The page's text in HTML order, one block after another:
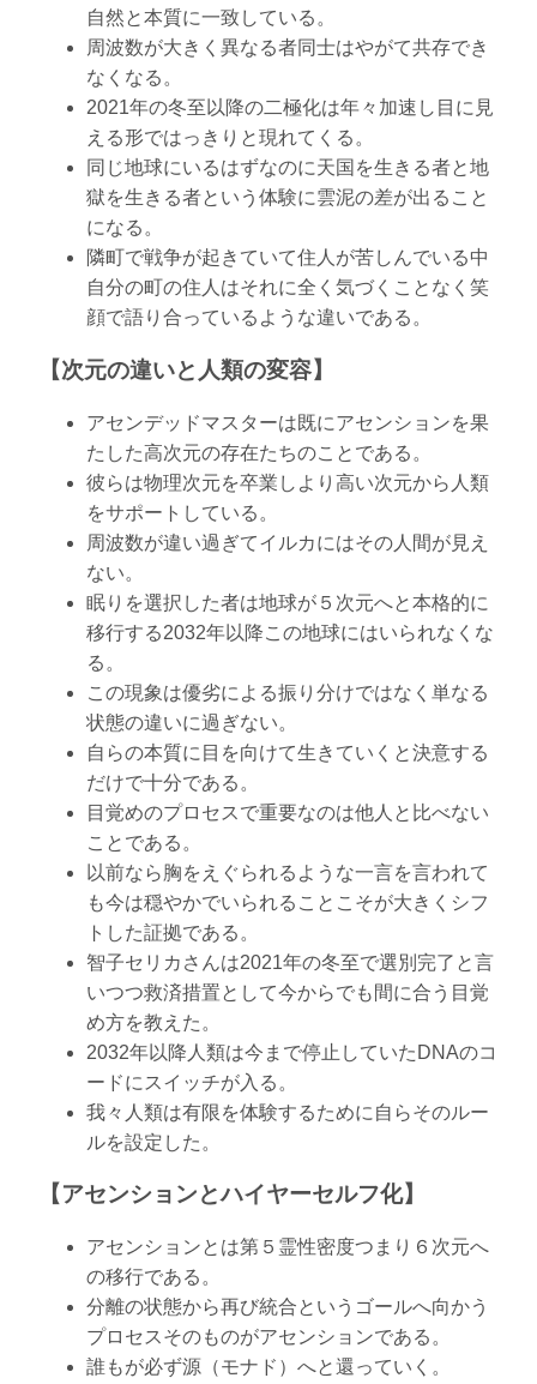
自然と本質に一致している。
周波数が大きく異なる者同士はやがて共存でき
なくなる。
2021年の冬至以降の二極化は年々加速し目に見
える形ではっきりと現れてくる。
同じ地球にいるはずなのに天国を生きる者と地
獄を生きる者という体験に雲泥の差が出ること
になる。
隣町で戦争が起きていて住人が苦しんでいる中
自分の町の住人はそれに全く気づくことなく笑
顔で語り合っているような違いである。
【次元の違いと人類の変容】
アセンデッドマスターは既にアセンションを果
たした高次元の存在たちのことである。
彼らは物理次元を卒業しより高い次元から人類
をサポートしている。
周波数が違い過ぎてイルカにはその人間が見え
ない。
眠りを選択した者は地球が５次元へと本格的に
移行する2032年以降この地球にはいられなくな
る。
この現象は優劣による振り分けではなく単なる
状態の違いに過ぎない。
自らの本質に目を向けて生きていくと決意する
だけで十分である。
目覚めのプロセスで重要なのは他人と比べない
ことである。
以前なら胸をえぐられるような一言を言われて
も今は穏やかでいられることこそが大きくシフ
トした証拠である。
智子セリカさんは2021年の冬至で選別完了と言
いつつ救済措置として今からでも間に合う目覚
め方を教えた。
2032年以降人類は今まで停止していたDNAのコ
ードにスイッチが入る。
我々人類は有限を体験するために自らそのルー
ルを設定した。
【アセンションとハイヤーセルフ化】
アセンションとは第５霊性密度つまり６次元へ
の移行である。
分離の状態から再び統合というゴールへ向かう
プロセスそのものがアセンションである。
誰もが必ず源（モナド）へと還っていく。